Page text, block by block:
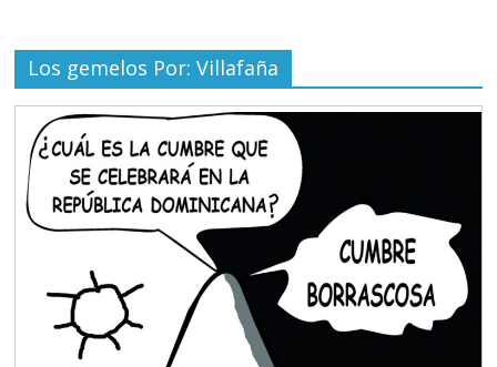
Los gemelos Por: Villafaña